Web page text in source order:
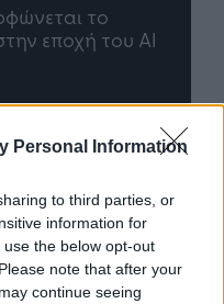
Personal Information
to third parties, or
information for
the below opt-out
note that after your
continue seeing
Tο γραφείο